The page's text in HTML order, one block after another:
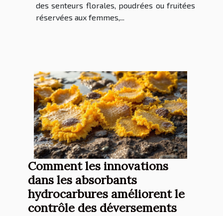
des senteurs florales, poudrées ou fruitées
réservées aux femmes,...
Comment les innovations
dans les absorbants
hydrocarbures améliorent le
contrôle des déversements